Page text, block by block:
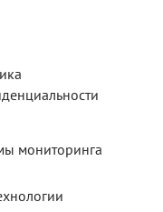
мониторинга